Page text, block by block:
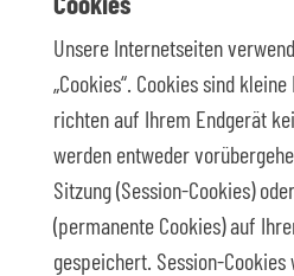
Cookies
Unsere Internetseiten
„Cookies“. Cookies sind
richten auf Ihrem Endgerät
werden entweder
Sitzung (Session-Cookies)
(permanente Cookies) auf
gespeichert. Session-Cookies